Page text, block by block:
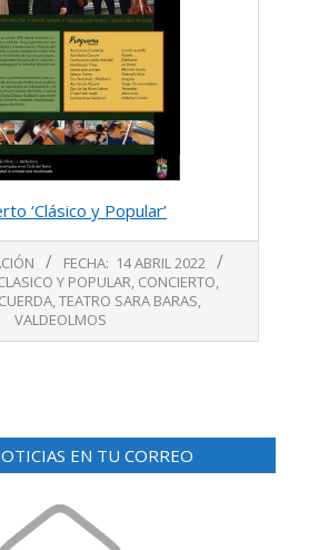
‘Clásico y Popular’
FECHA: 14 ABRIL 2022
Y POPULAR CONCIERTO
CUERDA, TEATRO SARA BARAS
VALDEOLMOS
EN TU CORREO